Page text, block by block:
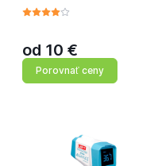
od 10 €
Porovnať ceny